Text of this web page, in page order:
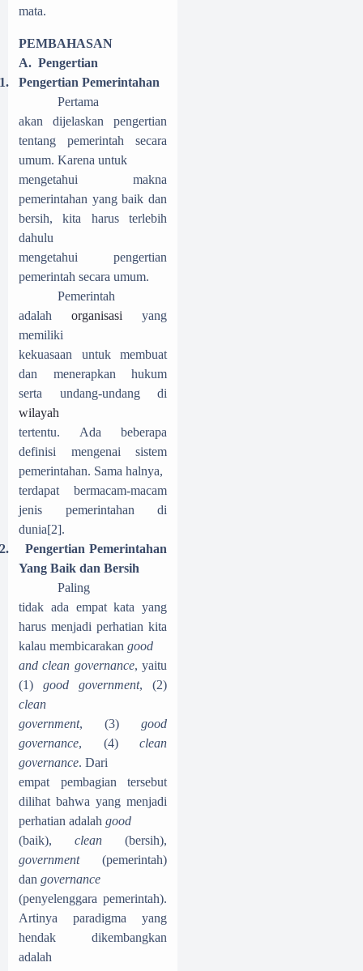
mata.
PEMBAHASAN
A. Pengertian
1.
Pengertian Pemerintahan
Pertama
akan dijelaskan pengertian
tentang pemerintah secara
umum. Karena untuk
mengetahui makna
pemerintahan yang baik dan
bersih, kita harus terlebih
dahulu
mengetahui pengertian
pemerintah secara umum.
Pemerintah
adalah organisasi yang
memiliki
kekuasaan untuk membuat
dan menerapkan hukum
serta undang-undang di
wilayah
tertentu. Ada beberapa
definisi mengenai sistem
pemerintahan. Sama halnya,
terdapat bermacam-macam
jenis pemerintahan di
dunia[2].
2.
Pengertian Pemerintahan
Yang Baik dan Bersih
Paling
tidak ada empat kata yang
harus menjadi perhatian kita
kalau membicarakan good
and clean governance, yaitu
(1) good government, (2)
clean
government, (3) good
governance, (4) clean
governance. Dari
empat pembagian tersebut
dilihat bahwa yang menjadi
perhatian adalah good
(baik), clean (bersih),
government(pemerintah)
dan governance
(penyelenggara pemerintah).
Artinya paradigma yang
hendak dikembangkan
adalah